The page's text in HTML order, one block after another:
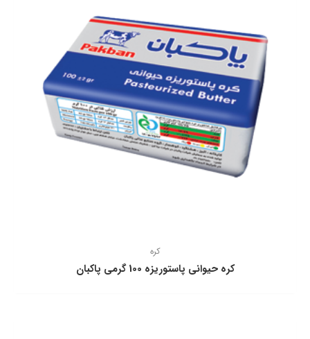
کره
كره حيوانی پاستوريزه 100 گرمی پاكبان